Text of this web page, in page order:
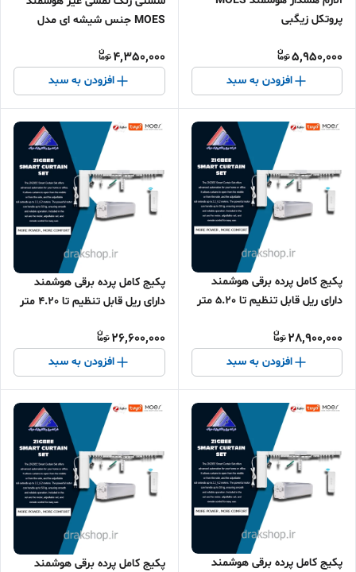
پروتکل زیگبی
5,950,000
افزودن به سبد
MOES جنس شیشه ای مدل
4,350,000
افزودن به سبد
پکیج کامل پرده برقی هوشمند
دارای ریل قابل تنظیم تا 5.20 متر
28,900,000
افزودن به سبد
پکیج کامل پرده برقی هوشمند
دارای ریل قابل تنظیم تا 4.20 متر
26,600,000
افزودن به سبد
پکیج کامل پرده برقی هوشمند
پکیج کامل پرده برقی هوشمند